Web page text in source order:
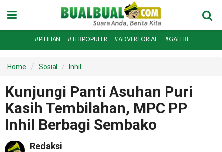
#PILIHAN #TERPOPULER #ADVERTORIAL #GALERI
Home Sosial Inhil
Kunjungi Panti Asuhan Puri
Kasih Tembilahan, MPC PP
Inhil Berbagi Sembako
Redaksi